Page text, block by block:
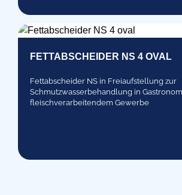
FETTABSCHEIDER NS 4 OVAL
Fettabscheider NS in Freiaufstellung zur
Schmutzwasserbehandlung in
fleischverarbeitendem Gewerbe